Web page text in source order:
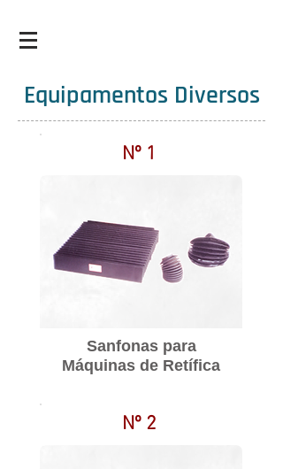
Equipamentos Diversos
Nº 1
Sanfonas para
Máquinas de Retífica
Nº 2